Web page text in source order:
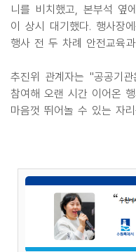
니를 비치했고, 본부석 옆
이 상시 대기했다. 행사장
행사 전 두 차례 안전교육
추진위 관계자는 "공공기
참여해 오랜 시간 이어온
마음껏 뛰어놀 수 있는 자